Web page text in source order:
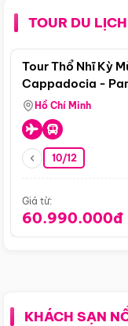
TOUR DU
Tour Thổ Nhĩ Kỳ
Cappadocia -
Hồ Chí Minh
10/12
Giá từ:
60.990.000đ
KHÁCH SẠN